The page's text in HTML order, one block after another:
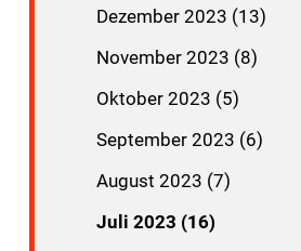
Dezember 2023 (13)
November 2023 (8)
Oktober 2023 (5)
September 2023 (6)
August 2023 (7)
Juli 2023 (16)